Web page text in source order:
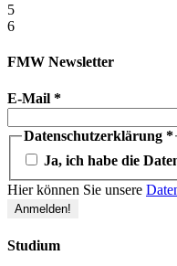
5
6
FMW Newsletter
E-Mail *
Datenschutzerklärung *
Ja, ich habe die
Hier können Sie unsere
Studium